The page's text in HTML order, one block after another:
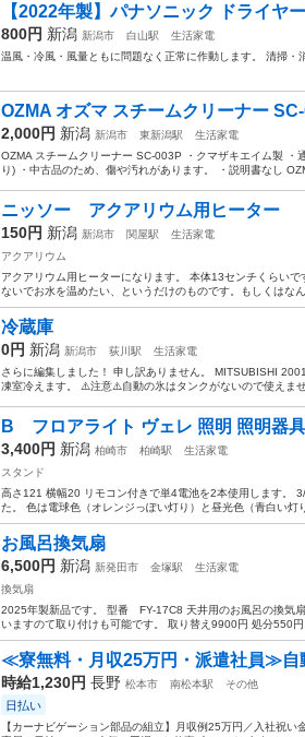
【2022年製】パナソニック ドライヤ
800円 新潟 新潟市 白山駅
生活家電
温風・冷風・風量ともに問題なく正常に作動します。 清掃・
OZMA オズマ スチームクリーナー
2,000円 新潟 新潟市 東新潟駅
生活家電
OZMA スチームクリーナー SC-003P ・クマザキエイム製 ・
り) ・中古品のため、傷や汚れがあります。 ・説明書なし
ニッソー アクアリウム用ヒーター
150円 新潟 新潟市 関屋駅
生活家電
アクアリウム
アクアリウム用ヒーターになります。 本体13センチくらい
ないでお水を温めたい、というだけのものです。もしくはな
冷蔵庫
0円 新潟 新潟市 荻川駅
生活家電
さらに編集しました！ 申し訳ありません。 MITSUBISHI
凍室冷えます。 ⚠️注意⚠️自動の氷はタンクがないので使えませ
B フロアライト ヴェレ 照明 照明器
3,400円 新潟 柏崎市 柏崎駅
生活家電
スタンド
高さ121 横幅20 リモコン付きで単4電池を2本使用します。
た。 色は電球色（オレンジっぽい灯り）と昼光色（青白い灯
お風呂換気扇
6,500円 新潟 新発田市 金塚駅
生活家電
換気扇
2025年製新品です。 型番 FY-17C8 天井用のお風呂の換気
いますのて取り付けも可能です。 取り替え9900円 処分550円
≪寮無料・月収25万円・派遣社員≫自
時給1,230円 長野 松本市 南松本駅 その他
日払い
【カーナビゲーション部品の組立】月収例25万円／入社祝